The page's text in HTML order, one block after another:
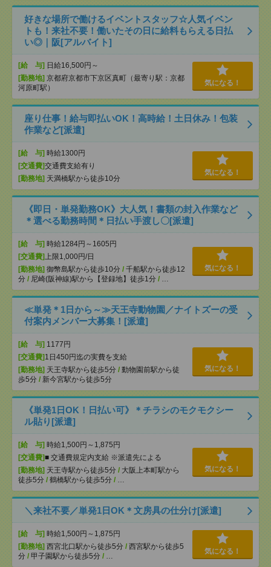
好きな場所で働けるイベントスタッフ☆人気イベン
トも！来社不要！働いたその日に給料もらえる日払
い◎｜阪[アルバイト]
[給 与] 日給16,500円～
[勤務地] 京都府京都市下京区真町（最寄り駅：京都
河原町駅）
気になる！
座り仕事！給与即払いOK！高時給！土日休み！包装
作業など[派遣]
[給 与] 時給1300円
[交通費]交通費支給有り
[勤務地] 天満橋駅から徒歩10分
気になる！
《即日・単発勤務OK》大人気！書類の封入作業など
＊選べる勤務時間＊日払い手渡し〇[派遣]
[給 与] 時給1284円～1605円
[交通費] 上限1,000円/日
[勤務地] 御幣島駅から徒歩10分 / 千船駅から徒歩12
分 / 尼崎(阪神線)駅から【登録地】徒歩1分 / …
気になる！
≪単発＊1日から～≫天王寺動物園／ナイトズーの受
付案内メンバー大募集！[派遣]
[給 与] 1177円
[交通費] 1日450円迄の実費を支給
[勤務地] 天王寺駅から徒歩5分 / 動物園前駅から徒
歩5分 / 新今宮駅から徒歩5分
気になる！
《単発1日OK！日払い可》＊チラシのモクモクシー
ル貼り[派遣]
[給 与] 時給1,500円～1,875円
[交通費]■ 交通費規定内支給 ※派遣先による
[勤務地] 天王寺駅から徒歩5分 / 大阪上本町駅から
徒歩5分 / 鶴橋駅から徒歩5分 / …
気になる！
＼来社不要／単発1日OK＊文房具の仕分け[派遣]
[給 与] 時給1,500円～1,875円
[勤務地] 西宮北口駅から徒歩5分 / 西宮駅から徒歩5
分 / 甲子園駅から徒歩5分 / …
気になる！